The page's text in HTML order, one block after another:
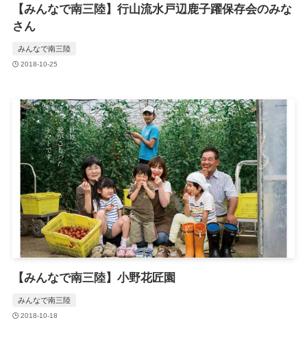
【みんなで南三陸】行山流水戸辺鹿子躍保存会のみな
さん
みんなで南三陸
2018-10-25
【みんなで南三陸】小野花匠園
みんなで南三陸
2018-10-18